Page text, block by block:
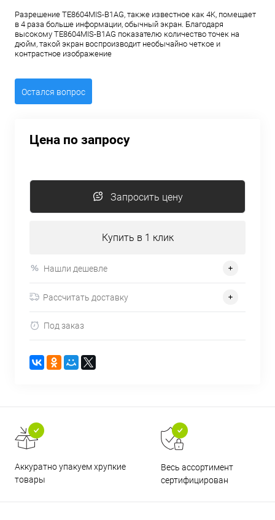
Разрешение TE8604MIS-B1AG, также известное как 4K, помещает
в 4 раза больше информации, обычный экран. Благодаря
высокому TE8604MIS-B1AG показателю количество точек на
дюйм, такой экран воспроизводит необычайно четкое и
контрастное изображение
Остался вопрос
Цена по запросу
Запросить цену
Купить в 1 клик
Нашли дешевле
Рассчитать доставку
Под заказ
Аккуратно упакуем хрупкие
товары
Весь ассортимент
сертифицирован